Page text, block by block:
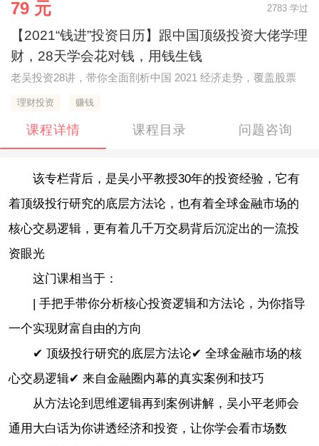
79 元 2783 学过
【2021“钱进”投资日历】跟中国顶级投资大佬学理
财，28天学会花对钱，用钱生钱
老吴投资28讲，带你全面剖析中国 2021 经济走势，覆盖股票
理财投资 赚钱
课程详情 课程目录 问题咨询
该专栏背后，是吴小平教授30年的投资经验，它有
着顶级投行研究的底层方法论，也有着全球金融市场的
核心交易逻辑，更有着几千万交易背后沉淀出的一流投
资眼光
这门课相当于：
| 手把手带你分析核心投资逻辑和方法论，为你指导
一个实现财富自由的方向
✔ 顶级投行研究的底层方法论✔ 全球金融市场的核
心交易逻辑✔ 来自金融圈内幕的真实案例和技巧
从方法论到思维逻辑再到案例讲解，吴小平老师会
通用大白话为你讲透经济和投资，让你学会看市场数